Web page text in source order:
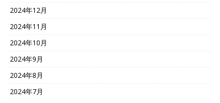
2024年12月
2024年11月
2024年10月
2024年9月
2024年8月
2024年7月